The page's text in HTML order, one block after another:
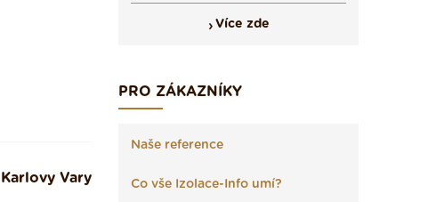
Karlovy Vary
Více zde
PRO ZÁKAZNÍKY
Naše reference
Co vše Izolace-Info umí?